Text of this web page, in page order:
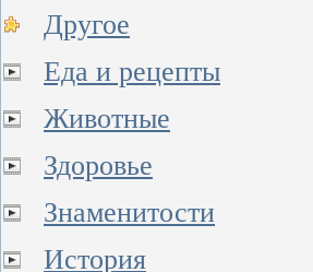
Другое
Еда и рецепты
Животные
Здоровье
Знаменитости
История